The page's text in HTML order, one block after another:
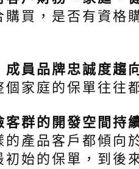
購買，是否有資格
員品牌忠誠度趨
家庭的保單往往
群的開發空間持
的產品客戶都傾向
初始的保單，到後